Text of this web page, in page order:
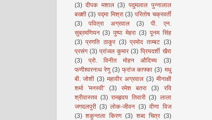
(3) दीपक मशाल (3) पदुमलाल पुन्नालाल
बख्शी (3) पद्मा मिश्रा (3) परितोष चक्रवर्ती
(3)
पवित्रा अग्रवाल (3)
पी. एन.
सुब्रमणियन (3) पुष्पा मेहरा (3) पूनम सिंह
(3) प्रणति ठाकुर (3) प्रमोद ताम्बट (3)
प्रसंग (3) प्रांजल कुमार (3) प्रियदर्शी खैरा
(3)
प्रो. विनीत मोहन औदिच्य
(3)
फणीश्वरनाथ रेणु (3) फ्रांज काफ्का (3) मधु
बी. जोशी (3) महावीर अग्रवाल (3) मीनाक्षी
शर्मा 'मनस्वी'
(3) रमेश बतरा (3)
रवि
श्रीवास्तव (3) रामहृदय तिवारी (3) लाला
जगदलपुरी (3) लोक-जीवन (3) वीणा विज
(3) शकुन्तला किरण (3) शब्द चित्र (3)